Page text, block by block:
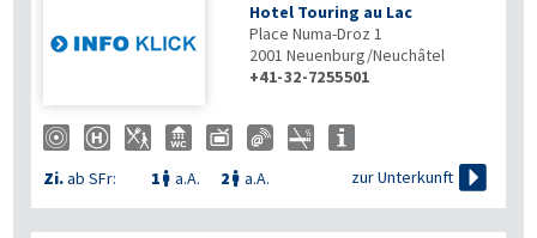
Hotel Touring au Lac
Place Numa-Droz 1
2001 Neuenburg/Neuchâtel
+41-32-7255501
Zi.ab SFr: 1  a.A. 2  a.A. zur Unterkunft 